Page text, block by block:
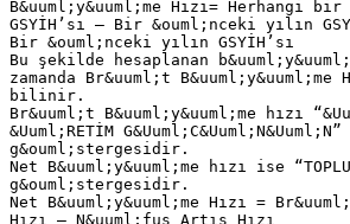
B&uuml;y&uuml;me Hızı= Herhangi
GSYİH’sı – Bir &ouml;nceki yılın
Bir &ouml;nceki yılın GSYİH’sı
Bu şekilde hesaplanan
zamanda Br&uuml;t B&uuml;y&uuml;me
bilinir.
Br&uuml;t B&uuml;y&uuml;me hızı
&Uuml;RETİM
g&ouml;stergesidir.
Net B&uuml;y&uuml;me hızı ise
g&ouml;stergesidir.
Net B&uuml;y&uuml;me Hızı =
Hızı – N&uuml;fus Artış Hızı